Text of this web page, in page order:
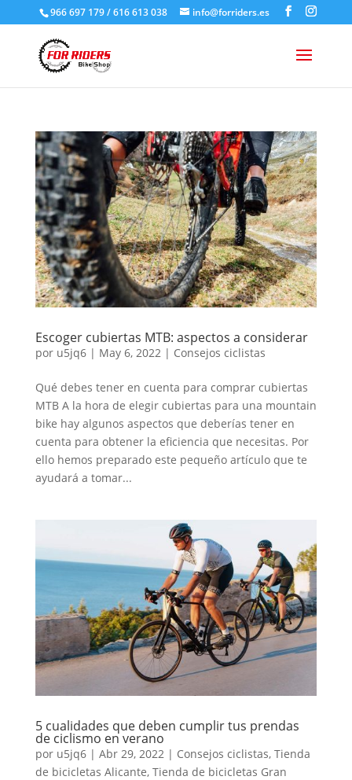
966 697 179 / 616 613 038 info@forriders.es
Escoger cubiertas MTB: aspectos a considerar
por u5jq6| May 6, 2022| Consejos ciclistas
Qué debes tener en cuenta para comprar cubiertas
MTB A la hora de elegir cubiertas para una mountain
bike hay algunos aspectos que deberías tener en
cuenta para obtener la eficiencia que necesitas. Por
ello hemos preparado este pequeño artículo que te
ayudará a tomar...
5 cualidades que deben cumplir tus prendas
de ciclismo en verano
por u5jq6| Abr 29, 2022| Consejos ciclistas, Tienda
de bicicletas Alicante, Tienda de bicicletas Gran